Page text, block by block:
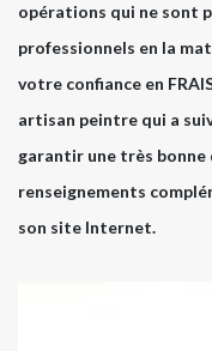
opérations qui ne sont
professionnels en la
votre confiance en
artisan peintre qui a
garantir une très
renseignements
son site Internet.